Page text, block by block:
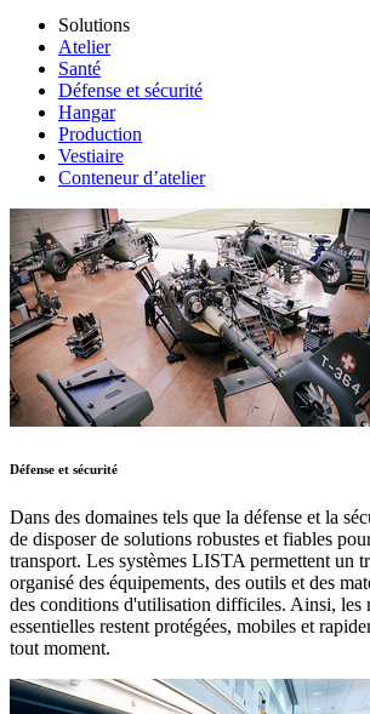
Solutions
Atelier
Santé
Défense et sécurité
Hangar
Production
Vestiaire
Conteneur d’atelier
Défense et sécurité
Dans des domaines tels que la défense et la
de disposer de solutions robustes et fiables
transport. Les systèmes LISTA permettent un
organisé des équipements, des outils et des
des conditions d'utilisation difficiles. Ainsi, les
essentielles restent protégées, mobiles et
tout moment.